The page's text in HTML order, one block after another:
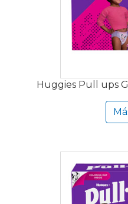
Huggies Pull ups